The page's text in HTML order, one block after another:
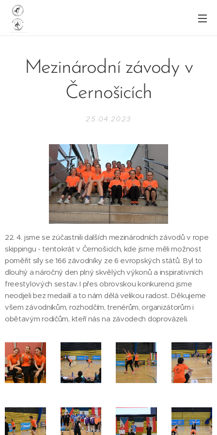
Mezinárodní závody v
Černošicích
25.04.2023
22. 4. jsme se zúčastnili dalších mezinárodních závodů v rope
skippingu - tentokrát v Černošicích, kde jsme měli možnost
poměřit síly se 166 závodníky ze 6 evropských států. Byl to
dlouhý a náročný den plný skvělých výkonů a inspirativních
freestylových sestav. I přes obrovskou konkurenci jsme
neodjeli bez medailí a to nám dělá velikou radost. Děkujeme
všem závodníkům, rozhodčím, trenérům, organizátorům i
obětavým rodičům, kteří nás na závodech doprovázeli.